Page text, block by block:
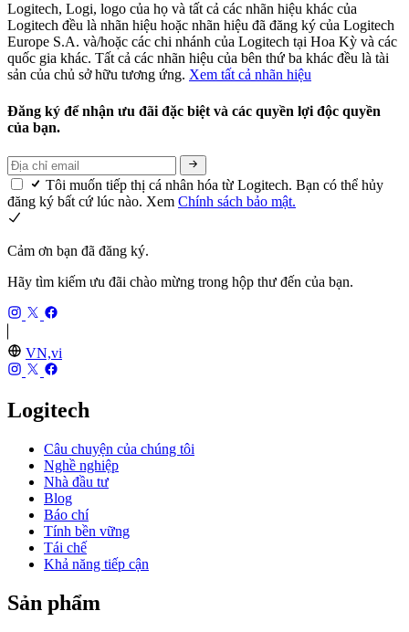
Logitech, Logi, logo của họ và tất cả các nhãn hiệu khác của
Logitech đều là nhãn hiệu hoặc nhãn hiệu đã đăng ký của Logitech
Europe S.A. và/hoặc các chi nhánh của Logitech tại Hoa Kỳ và các
quốc gia khác. Tất cả các nhãn hiệu của bên thứ ba khác đều là tài
sản của chủ sở hữu tương ứng. Xem tất cả nhãn hiệu
Đăng ký để nhận ưu đãi đặc biệt và các quyền lợi độc quyền
của bạn.
Tôi muốn tiếp thị cá nhân hóa từ Logitech. Bạn có thể hủy
đăng ký bất cứ lúc nào. Xem Chính sách bảo mật.
Cảm ơn bạn đã đăng ký.
Hãy tìm kiếm ưu đãi chào mừng trong hộp thư đến của bạn.
VN,vi
Logitech
Câu chuyện của chúng tôi
Nghề nghiệp
Nhà đầu tư
Blog
Báo chí
Tính bền vững
Tái chế
Khả năng tiếp cận
Sản phẩm